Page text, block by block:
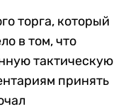
торга, который
в том, что
тактическую
принять